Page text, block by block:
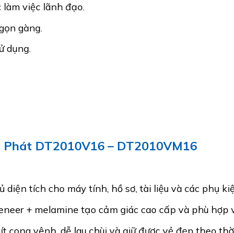
việc lãnh đạo.
gàng.
dụng.
DT2010V16 – DT2010VM16
tích cho máy tính, hồ sơ, tài liệu và các phụ
+ melamine tạo cảm giác cao cấp và phù hợp
vênh, dễ lau chùi và giữ được vẻ đẹp theo